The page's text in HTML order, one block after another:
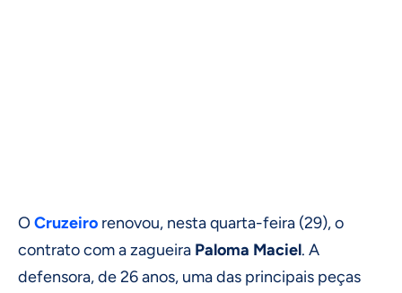
OCruzeiro renovou, nesta quarta-feira (29), o
contrato com a zagueira Paloma Maciel. A
defensora, de 26 anos, uma das principais peças